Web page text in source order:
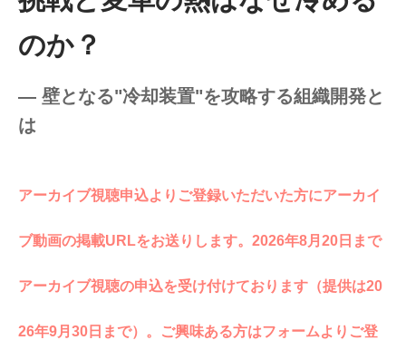
のか？
― 壁となる"冷却装置"を攻略する組織開発と
は
アーカイブ視聴申込よりご登録いただいた方にアーカイ
ブ動画の掲載URLをお送りします。2026年8月20日まで
アーカイブ視聴の申込を受け付けております（提供は20
26年9月30日まで）。ご興味ある方はフォームよりご登